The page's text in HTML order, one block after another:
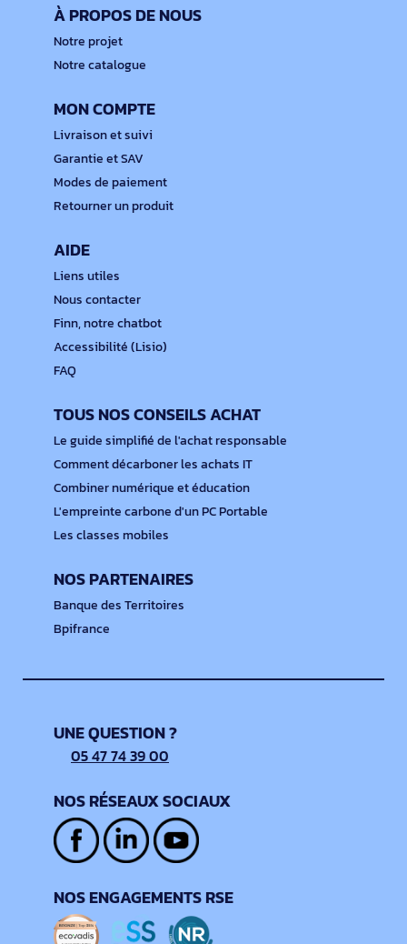
À PROPOS DE NOUS
Notre projet
Notre catalogue
MON COMPTE
Livraison et suivi
Garantie et SAV
Modes de paiement
Retourner un produit
AIDE
Liens utiles
Nous contacter
Finn, notre chatbot
Accessibilité (Lisio)
FAQ
TOUS NOS CONSEILS ACHAT
Le guide simplifié de l'achat responsable
Comment décarboner les achats IT
Combiner numérique et éducation
L'empreinte carbone d'un PC Portable
Les classes mobiles
NOS PARTENAIRES
Banque des Territoires
Bpifrance
UNE QUESTION ?
05 47 74 39 00
NOS RÉSEAUX SOCIAUX
NOS ENGAGEMENTS RSE